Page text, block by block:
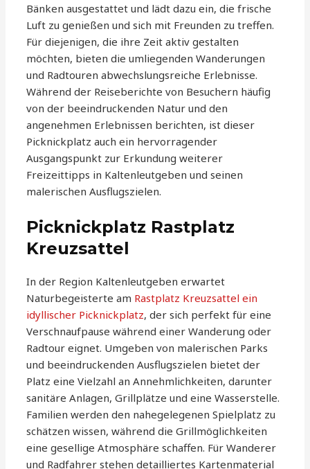
Bänken ausgestattet und lädt dazu ein, die frische
Luft zu genießen und sich mit Freunden zu treffen.
Für diejenigen, die ihre Zeit aktiv gestalten
möchten, bieten die umliegenden Wanderungen
und Radtouren abwechslungsreiche Erlebnisse.
Während der Reiseberichte von Besuchern häufig
von der beeindruckenden Natur und den
angenehmen Erlebnissen berichten, ist dieser
Picknickplatz auch ein hervorragender
Ausgangspunkt zur Erkundung weiterer
Freizeittipps in Kaltenleutgeben und seinen
malerischen Ausflugszielen.
Picknickplatz Rastplatz
Kreuzsattel
In der Region Kaltenleutgeben erwartet
Naturbegeisterte am Rastplatz Kreuzsattel ein
idyllischer Picknickplatz, der sich perfekt für eine
Verschnaufpause während einer Wanderung oder
Radtour eignet. Umgeben von malerischen Parks
und beeindruckenden Ausflugszielen bietet der
Platz eine Vielzahl an Annehmlichkeiten, darunter
sanitäre Anlagen, Grillplätze und eine Wasserstelle.
Familien werden den nahegelegenen Spielplatz zu
schätzen wissen, während die Grillmöglichkeiten
eine gesellige Atmosphäre schaffen. Für Wanderer
und Radfahrer stehen detailliertes Kartenmaterial